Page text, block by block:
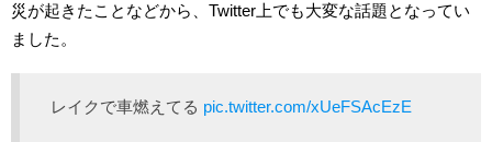
災が起きたことなどから、Twitter上でも大変な話題となってい
ました。
レイクで車燃えてる pic.twitter.com/xUeFSAcEzE